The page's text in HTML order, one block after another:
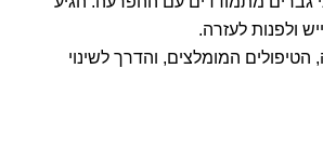
ולפנות לעזרה.
המומלצים, והדרך לשינוי